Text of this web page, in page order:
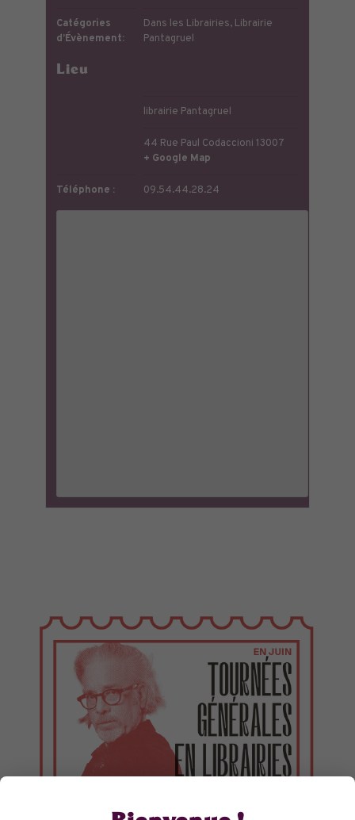
Catégories
d’Évènement:
Dans les Librairies, Librairie
Pantagruel
Lieu
librairie Pantagruel
44 Rue Paul Codaccioni 13007
+ Google Map
Téléphone : 09.54.44.28.24